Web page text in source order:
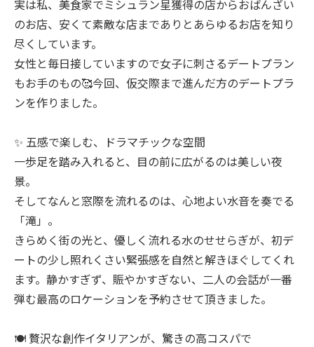
実は私、美食家でミシュラン星獲得の店からおばんざい
のお店、安くて素敵な店までありとあらゆるお店を知り
尽くしています。
女性と毎日接していますので女子に刺さるデートプラン
もお手のもの🥰今回、仮交際まで進んだ方のデートプラ
ンを作りました。
✨ 五感で楽しむ、ドラマチックな空間
一歩足を踏み入れると、目の前に広がるのは美しい夜
景。
そしてなんと窓際を流れるのは、心地よい水音を奏でる
「滝」。
きらめく街の光と、優しく流れる水のせせらぎが、初デ
ートの少し照れくさい緊張感を自然と解きほぐしてくれ
ます。静かすぎず、賑やかすぎない、二人の会話が一番
弾む最高のロケーションを予約させて頂きました。
🍽️ 贅沢な創作イタリアンが、驚きの高コスパで